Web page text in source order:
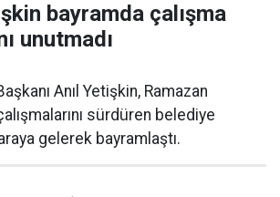
bayramda çalışma
unutmadı
Anıl Yetişkin, Ramazan
sürdüren belediye
gelerek bayramlaştı.